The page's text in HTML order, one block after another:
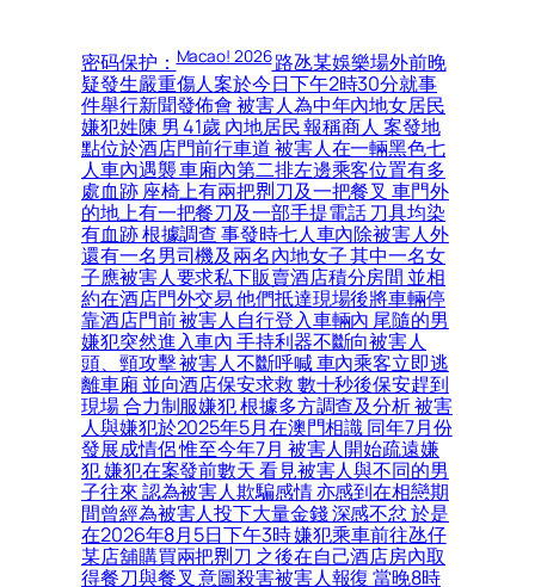
密码保护：Macao! 2026路氹某娛樂場外前晚
疑發生嚴重傷人案於今日下午2時30分就事
件舉行新聞發佈會 被害人為中年內地女居民
嫌犯姓陳 男 41歲 內地居民 報稱商人 案發地
點位於酒店門前行車道 被害人在一輛黑色七
人車內遇襲 車廂內第二排左邊乘客位置有多
處血跡 座椅上有兩把𠝹刀及一把餐叉 車門外
的地上有一把餐刀及一部手提電話 刀具均染
有血跡 根據調查 事發時七人車內除被害人外
還有一名男司機及兩名內地女子 其中一名女
子應被害人要求私下販賣酒店積分房間 並相
約在酒店門外交易 他們抵達現場後將車輛停
靠酒店門前 被害人自行登入車輛內 尾隨的男
嫌犯突然進入車內 手持利器不斷向被害人
頭、頸攻擊 被害人不斷呼喊 車內乘客立即逃
離車廂 並向酒店保安求救 數十秒後保安趕到
現場 合力制服嫌犯 根據多方調查及分析 被害
人與嫌犯於2025年5月在澳門相識 同年7月份
發展成情侶 惟至今年7月 被害人開始疏遠嫌
犯 嫌犯在案發前數天 看見被害人與不同的男
子往來 認為被害人欺騙感情 亦感到在相戀期
間曾經為被害人投下大量金錢 深感不忿 於是
在2026年8月5日下午3時 嫌犯乘車前往氹仔
某店舖購買兩把𠝹刀 之後在自己酒店房內取
得餐刀與餐叉 意圖殺害被害人報復 當晚8時